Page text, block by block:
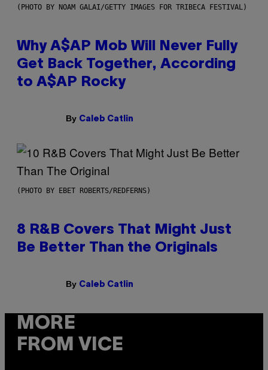
(PHOTO BY NOAM GALAI/GETTY IMAGES FOR TRIBECA FESTIVAL)
Why A$AP Mob Will Never Fully
Get Back Together, According
to A$AP Rocky
By Caleb Catlin
(PHOTO BY EBET ROBERTS/REDFERNS)
8 R&B Covers That Might Just
Be Better Than the Originals
By Caleb Catlin
MORE
FROM VICE